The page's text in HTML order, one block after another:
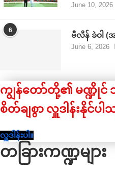
June 10, 2026
6
ဗီလိန် ခဲဝါ (
June 6, 2026
ကျွန်တော်တို့၏ မဏ္ဍိုင်
စိတ်ချစွာ လှူဒါန်းနိုင်ပ
လှူဒါန်းပါ။
တခြားကဏ္ဍများ